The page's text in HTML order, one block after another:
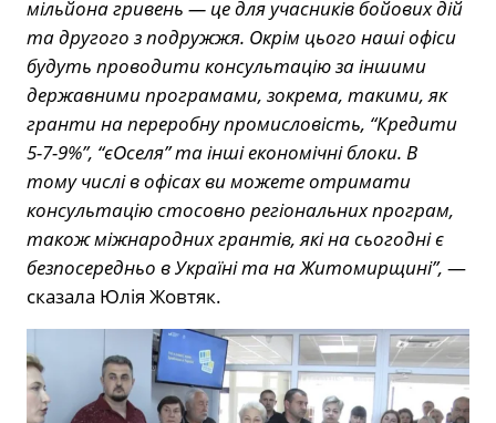
мільйона гривень — це для учасників бойових дій
та другого з подружжя. Окрім цього наші офіси
будуть проводити консультацію за іншими
державними програмами, зокрема, такими, як
гранти на переробну промисловість, “Кредити
5-7-9%”, “єОселя” та інші економічні блоки. В
тому числі в офісах ви можете отримати
консультацію стосовно регіональних програм,
також міжнародних грантів, які на сьогодні є
безпосередньо в Україні та на Житомирщині”, —
сказала Юлія Жовтяк.